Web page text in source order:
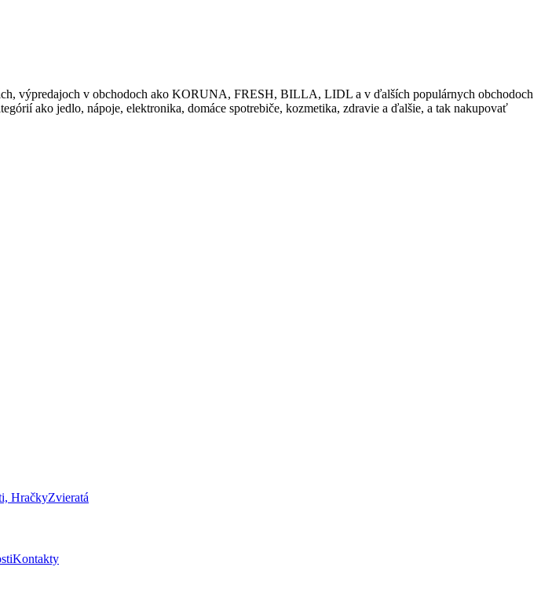
výpredajoch v obchodoch ako KORUNA, FRESH, BILLA, LIDL a v ďalších populárnych obchodoch
ako jedlo, nápoje, elektronika, domáce spotrebiče, kozmetika, zdravie a ďalšie, a tak nakupovať
HračkyZvieratá
Kontakty